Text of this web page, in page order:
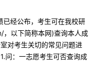
经公布，考生可在我校研
以下简称本网)查询本人成
对考生关切的常见问题进
问：一志愿考生可否查询成